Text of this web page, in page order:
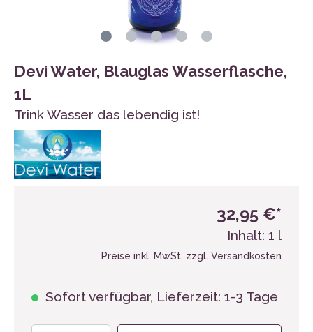
Devi Water, Blauglas Wasserflasche,
1L
Trink Wasser das lebendig ist!
32,95 €*
Inhalt: 1 l
Preise inkl. MwSt. zzgl. Versandkosten
Sofort verfügbar, Lieferzeit: 1-3 Tage